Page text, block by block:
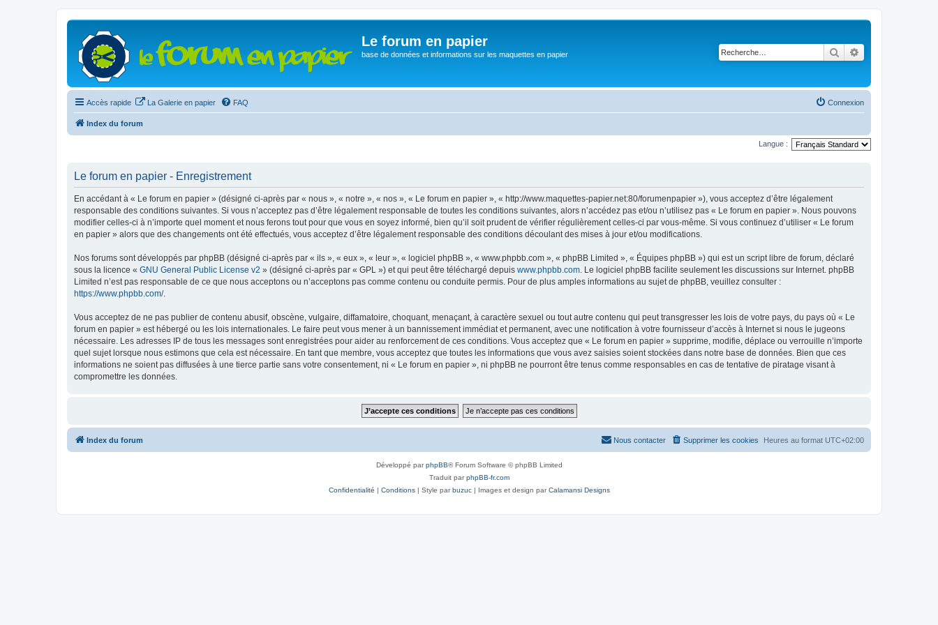
Le forum en papier
base de données et informations sur les maquettes en papier Rechercher
Accès rapide La Galerie en papier FAQ Connexion
Index du forum
Langue :
Le forum en papier - Enregistrement
En accédant à « Le forum en papier » (désigné ci-après par « nous », « notre », « nos », « Le forum en papier », « http://www.maquettes-papier.net:80/forumenpapier »), vous acceptez d’être légalement
responsable des conditions suivantes. Si vous n’acceptez pas d’être légalement responsable de toutes les conditions suivantes, alors n’accédez pas et/ou n’utilisez pas « Le forum en papier ». Nous pouvons
modifier celles-ci à n’importe quel moment et nous ferons tout pour que vous en soyez informé, bien qu’il soit prudent de vérifier régulièrement celles-ci par vous-même. Si vous continuez d’utiliser « Le forum
en papier » alors que des changements ont été effectués, vous acceptez d’être légalement responsable des conditions découlant des mises à jour et/ou modifications.
Nos forums sont développés par phpBB (désigné ci-après par « ils », « eux », « leur », « logiciel phpBB », « www.phpbb.com », « phpBB Limited », « Équipes phpBB ») qui est un script libre de forum, déclaré
sous la licence « GNU General Public License v2 » (désigné ci-après par « GPL ») et qui peut être téléchargé depuis www.phpbb.com . Le logiciel phpBB facilite seulement les discussions sur Internet. phpBB
Limited n’est pas responsable de ce que nous acceptons ou n’acceptons pas comme contenu ou conduite permis. Pour de plus amples informations au sujet de phpBB, veuillez consulter :
https://www.phpbb.com/.
Vous acceptez de ne pas publier de contenu abusif, obscène, vulgaire, diffamatoire, choquant, menaçant, à caractère sexuel ou tout autre contenu qui peut transgresser les lois de votre pays, du pays où « Le
forum en papier » est hébergé ou les lois internationales. Le faire peut vous mener à un bannissement immédiat et permanent, avec une notification à votre fournisseur d’accès à Internet si nous le jugeons
nécessaire. Les adresses IP de tous les messages sont enregistrées pour aider au renforcement de ces conditions. Vous acceptez que « Le forum en papier » supprime, modifie, déplace ou verrouille n’importe
quel sujet lorsque nous estimons que cela est nécessaire. En tant que membre, vous acceptez que toutes les informations que vous avez saisies soient stockées dans notre base de données. Bien que ces
informations ne soient pas diffusées à une tierce partie sans votre consentement, ni « Le forum en papier », ni phpBB ne pourront être tenus comme responsables en cas de tentative de piratage visant à
compromettre les données.
Index du forum Heures au format UTC+02:00
Supprimer les cookies
Nous contacter
Développé parphpBB® Forum Software © phpBB Limited
Traduit parphpBB-fr.com
Confidentialité | Conditions| Style parbuzuc| Images et design parCalamansi Designs